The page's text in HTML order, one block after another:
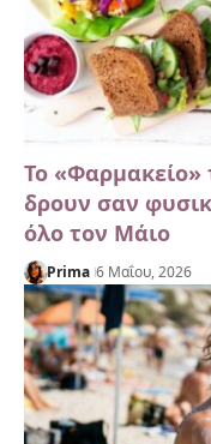
Το «Φαρμακείο»
δρουν σαν
όλο τον Μάιο
Prima 6 Μαΐου, 2026